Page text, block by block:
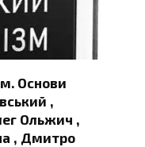
Основи
,
Ольжич ,
, Дмитро